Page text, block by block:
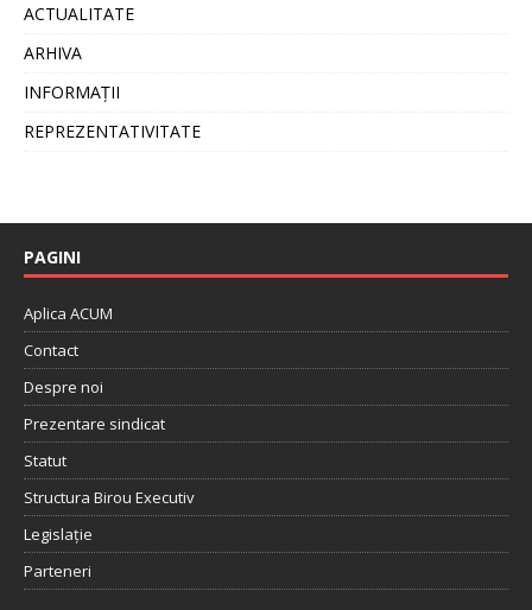
ACTUALITATE
ARHIVA
INFORMAȚII
REPREZENTATIVITATE
PAGINI
Aplica ACUM
Contact
Despre noi
Prezentare sindicat
Statut
Structura Birou Executiv
Legislație
Parteneri